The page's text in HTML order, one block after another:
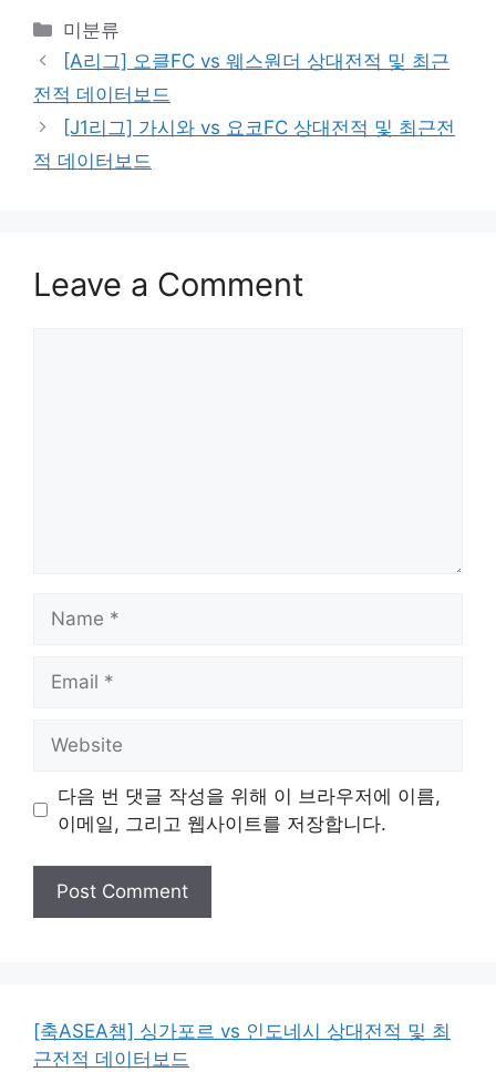
Categories
미분류
[A리그] 오클FC vs 웨스원더 상대전적 및 최근
전적 데이터보드
[J1리그] 가시와 vs 요코FC 상대전적 및 최근전
적 데이터보드
Leave a Comment
다음 번 댓글 작성을 위해 이 브라우저에 이름,
이메일, 그리고 웹사이트를 저장합니다.
[축ASEA챔] 싱가포르 vs 인도네시 상대전적 및 최
근전적 데이터보드